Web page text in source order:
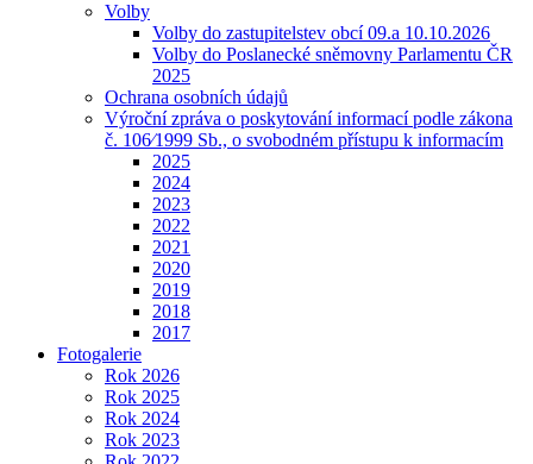
Volby
Volby do zastupitelstev obcí 09.a 10.10.2026
Volby do Poslanecké sněmovny Parlamentu ČR
2025
Ochrana osobních údajů
Výroční zpráva o poskytování informací podle zákona
č. 106⁄1999 Sb., o svobodném přístupu k informacím
2025
2024
2023
2022
2021
2020
2019
2018
2017
Fotogalerie
Rok 2026
Rok 2025
Rok 2024
Rok 2023